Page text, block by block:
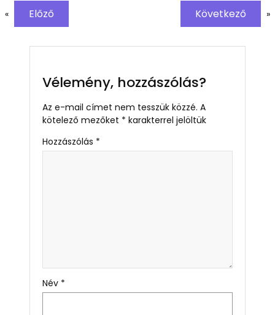
« Előző Következő »
Vélemény, hozzászólás?
Az e-mail címet nem tesszük közzé. A
kötelező mezőket * karakterrel jelöltük
Hozzászólás *
Név *